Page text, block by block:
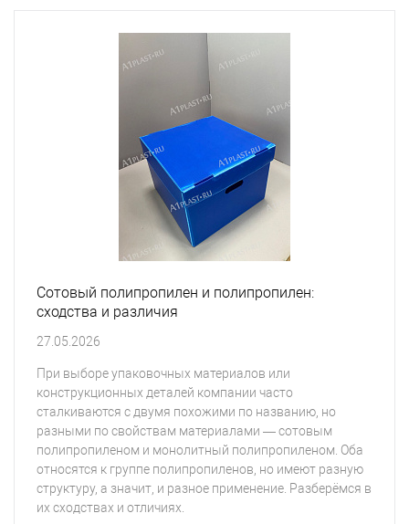
Сотовый полипропилен и полипропилен:
сходства и различия
27.05.2026
При выборе упаковочных материалов или
конструкционных деталей компании часто
сталкиваются с двумя похожими по названию, но
разными по свойствам материалами — сотовым
полипропиленом и монолитный полипропиленом. Оба
относятся к группе полипропиленов, но имеют разную
структуру, а значит, и разное применение. Разберёмся в
их сходствах и отличиях.